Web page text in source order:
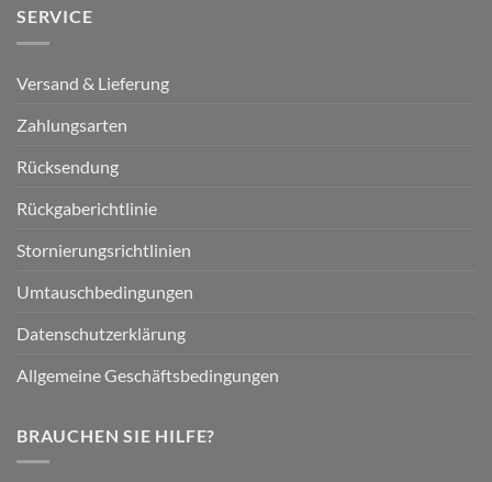
SERVICE
Versand & Lieferung
Zahlungsarten
Rücksendung
Rückgaberichtlinie
Stornierungsrichtlinien
Umtauschbedingungen
Datenschutzerklärung
Allgemeine Geschäftsbedingungen
BRAUCHEN SIE HILFE?